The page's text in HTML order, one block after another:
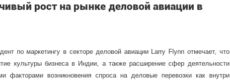
рост на рынке деловой авиации в
по маркетингу в секторе деловой авиации Larry Flynn отмечает, что
культуры бизнеса в Индии, а также расширение сфер деятельности
факторами возникновения спроса на деловые перевозки как внутри